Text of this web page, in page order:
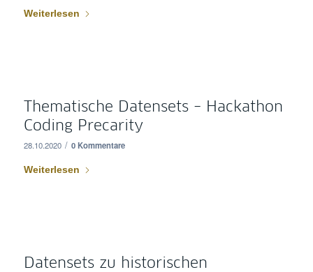
Weiterlesen
Thematische Datensets – Hackathon
Coding Precarity
28.10.2020 / 0 Kommentare
Weiterlesen
Datensets zu historischen